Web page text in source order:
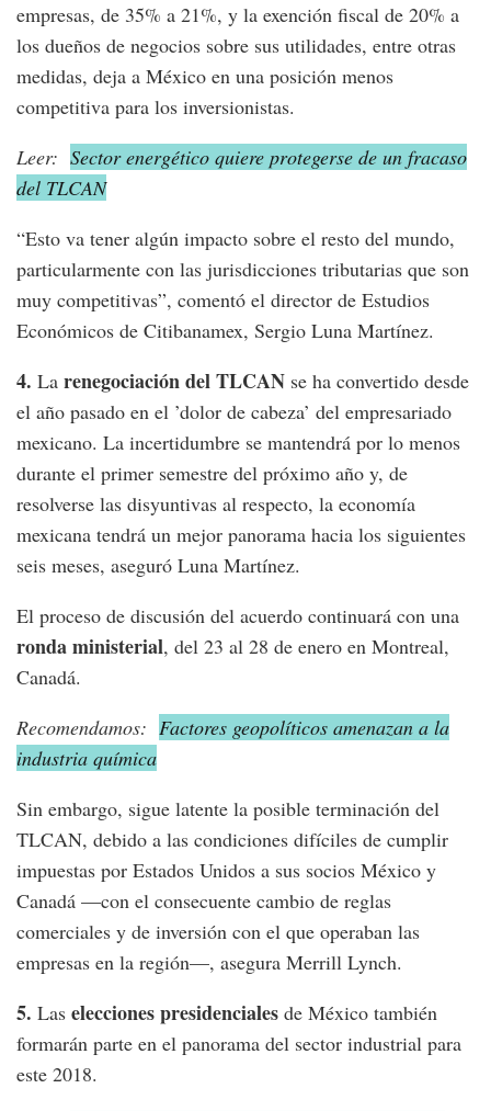
empresas, de 35% a 21%, y la exención fiscal de 20% a
los dueños de negocios sobre sus utilidades, entre otras
medidas, deja a México en una posición menos
competitiva para los inversionistas.
Leer: Sector energético quiere protegerse de un fracaso
del TLCAN
“Esto va tener algún impacto sobre el resto del mundo,
particularmente con las jurisdicciones tributarias que son
muy competitivas”, comentó el director de Estudios
Económicos de Citibanamex, Sergio Luna Martínez.
4. La renegociación del TLCAN se ha convertido desde
el año pasado en el ’dolor de cabeza’ del empresariado
mexicano. La incertidumbre se mantendrá por lo menos
durante el primer semestre del próximo año y, de
resolverse las disyuntivas al respecto, la economía
mexicana tendrá un mejor panorama hacia los siguientes
seis meses, aseguró Luna Martínez.
El proceso de discusión del acuerdo continuará con una
ronda ministerial, del 23 al 28 de enero en Montreal,
Canadá.
Recomendamos: Factores geopolíticos amenazan a la
industria química
Sin embargo, sigue latente la posible terminación del
TLCAN, debido a las condiciones difíciles de cumplir
impuestas por Estados Unidos a sus socios México y
Canadá —con el consecuente cambio de reglas
comerciales y de inversión con el que operaban las
empresas en la región—, asegura Merrill Lynch.
5. Las elecciones presidenciales de México también
formarán parte en el panorama del sector industrial para
este 2018.